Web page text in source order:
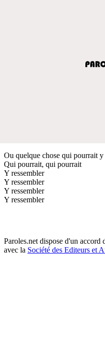
Ou quelque chose qui pourrait y
Qui pourrait, qui pourrait
Y ressembler
Y ressembler
Y ressembler
Y ressembler
Paroles.net dispose d'un accord
avec la Société des Editeurs et